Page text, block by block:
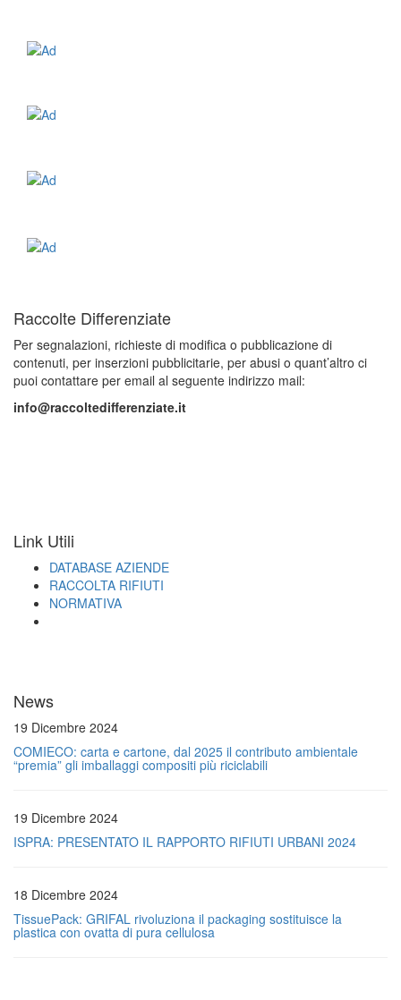
Raccolte Differenziate
Per segnalazioni, richieste di modifica o pubblicazione di
contenuti, per inserzioni pubblicitarie, per abusi o quant’altro ci
puoi contattare per email al seguente indirizzo mail:
info@raccoltedifferenziate.it
Link Utili
DATABASE AZIENDE
RACCOLTA RIFIUTI
NORMATIVA
News
19 Dicembre 2024
COMIECO: carta e cartone, dal 2025 il contributo ambientale
“premia” gli imballaggi compositi più riciclabili
19 Dicembre 2024
ISPRA: PRESENTATO IL RAPPORTO RIFIUTI URBANI 2024
18 Dicembre 2024
TissuePack: GRIFAL rivoluziona il packaging sostituisce la
plastica con ovatta di pura cellulosa